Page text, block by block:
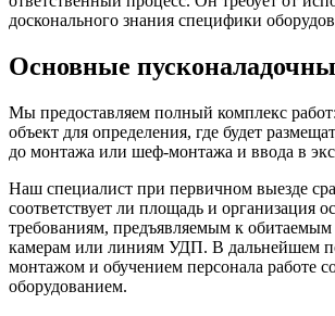
досконального знания специфики
Основные
Мы предоставляем полный комплекс
объект для определения, где будет
до монтажа или шеф-монтажа и ввода в
Наш специалист при первичном выезде
соответствует ли площадь и организация
требованиям, предъявляемым к
камерам или линиям УДП. В дальнейшем
монтажом и обучением персонала работе
оборудованием.